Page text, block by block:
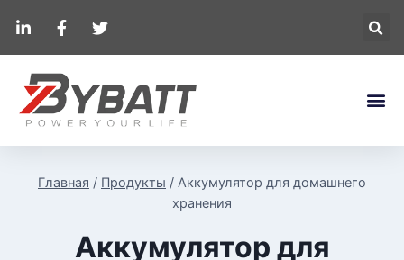
Главная / Продукты / Аккумулятор для домашнего
хранения
Аккумулятор для